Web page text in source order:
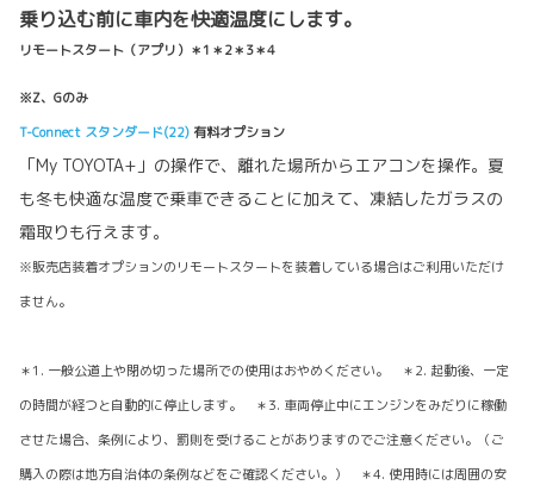
乗り込む前に車内を快適温度にします。
リモートスタート（アプリ）＊1＊2＊3＊4
※Z、Gのみ
T-Connect スタンダード(22) 有料オプション
「My TOYOTA+」の操作で、離れた場所からエアコンを操作。夏
も冬も快適な温度で乗車できることに加えて、凍結したガラスの
霜取りも行えます。
※販売店装着オプションのリモートスタートを装着している場合はご利用いただけ
ません。
＊1. 一般公道上や閉め切った場所での使用はおやめください。 ＊2. 起動後、一定
の時間が経つと自動的に停止します。 ＊3. 車両停止中にエンジンをみだりに稼働
させた場合、条例により、罰則を受けることがありますのでご注意ください。（ご
購入の際は地方自治体の条例などをご確認ください。） ＊4. 使用時には周囲の安